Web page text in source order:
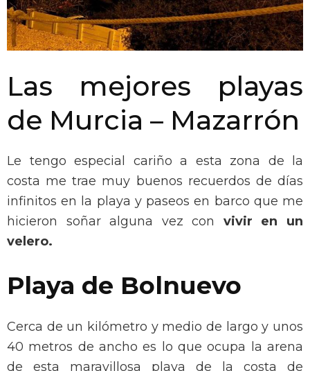
Las mejores playas
de Murcia – Mazarrón
Le tengo especial cariño a esta zona de la
costa me trae muy buenos recuerdos de días
infinitos en la playa y paseos en barco que me
hicieron soñar alguna vez con vivir en un
velero.
Playa de Bolnuevo
Cerca de un kilómetro y medio de largo y unos
40 metros de ancho es lo que ocupa la arena
de esta maravillosa playa de la costa de